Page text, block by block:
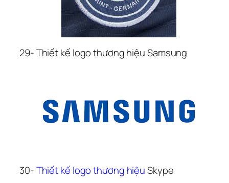
29- Thiết kế logo thương hiệu Samsung
30- Thiết kế logo thương hiệu Skype